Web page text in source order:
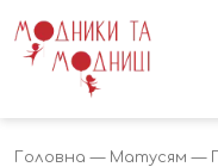
Головна — Матусям —